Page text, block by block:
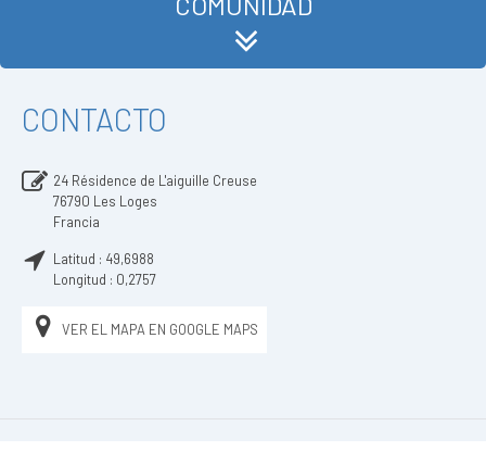
CONTACTO
24 Résidence de L'aiguille Creuse
76790 Les Loges
Francia
Latitud : 49,6988
Longitud : 0,2757
VER EL MAPA EN GOOGLE MAPS